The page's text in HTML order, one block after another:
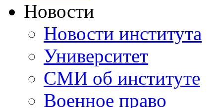
Новости
Новости института
Университет
СМИ об институте
Военное право